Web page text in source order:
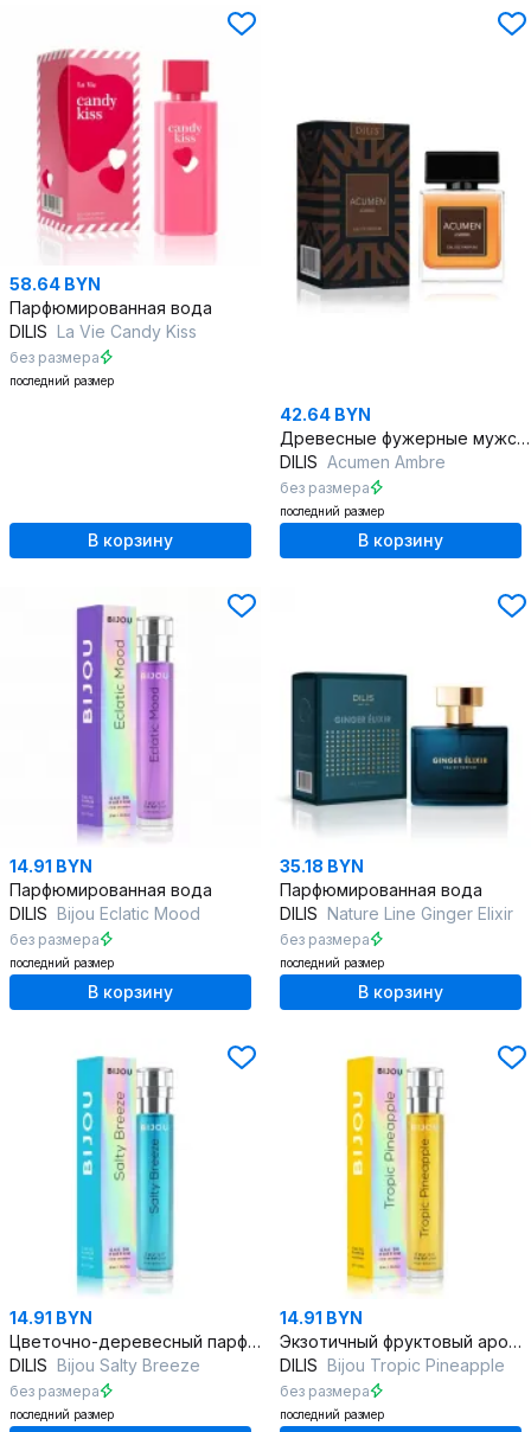
58.64 BYN
Парфюмированная вода
DILIS La Vie Candy Kiss
без размера
последний размер
В корзину
42.64 BYN
Древесные фужерные мужские парфюмы 100 мл — Acumen Ambre
DILIS Acumen Ambre
без размера
последний размер
В корзину
14.91 BYN
Парфюмированная вода
DILIS Bijou Eclatic Mood
без размера
последний размер
В корзину
35.18 BYN
Парфюмированная вода
DILIS Nature Line Ginger Elixir
без размера
последний размер
В корзину
14.91 BYN
Цветочно-деревесный парфюм для лёгкости и свежести
DILIS Bijou Salty Breeze
без размера
последний размер
14.91 BYN
Экзотичный фруктовый аромат с ванилью и мускусом
DILIS Bijou Tropic Pineapple
без размера
последний размер